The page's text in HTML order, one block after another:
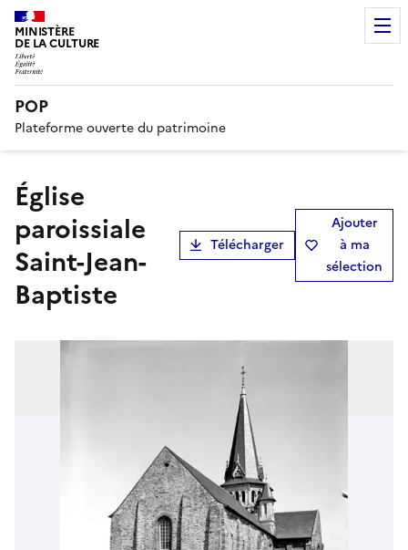
MINISTÈRE
DE LA CULTURE
POP
Plateforme ouverte du patrimoine
église
paroissiale
Saint-Jean-
Baptiste
Télécharger
Ajouter
à ma
sélection